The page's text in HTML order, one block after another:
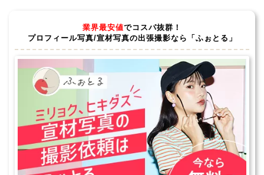
業界最安値でコスパ抜群！
プロフィール写真/宣材写真の出張撮影なら「ふぉとる」